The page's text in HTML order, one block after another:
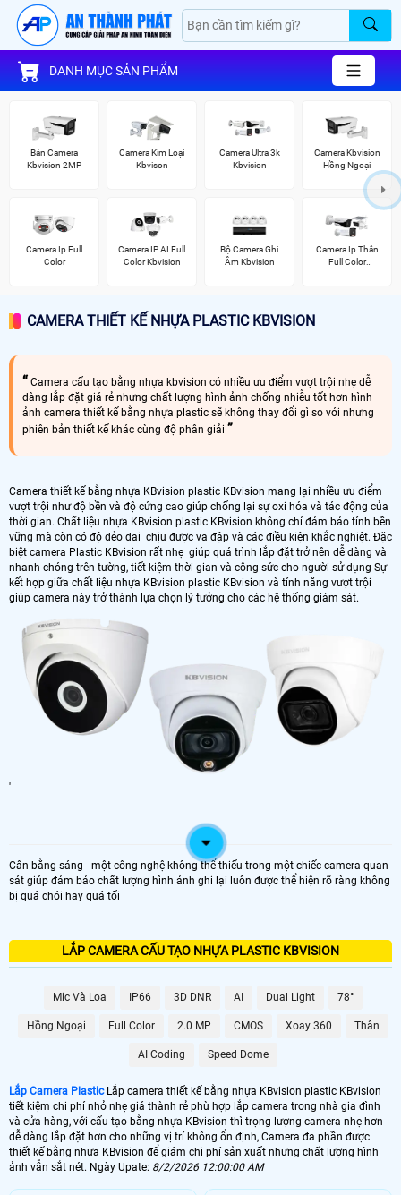
DANH MỤC SẢN PHẨM
Bán Camera
Kbvision 2MP
Camera Kim Loại
Kbvison
Camera Ultra 3k
Kbvision
Camera Kbvision
Hồng Ngoại
Camera Ip Full
Color
Camera IP AI Full
Color Kbvision
Bộ Camera Ghi
Âm Kbvision
Camera Ip Thân
Full Color
CAMERA THIẾT KẾ NHỰA PLASTIC KBVISION
Camera cấu tạo bằng nhựa kbvision có nhiều ưu điểm vượt trội nhẹ dễ
dàng lắp đặt giá rẻ nhưng chất lượng hình ảnh chống nhiễu tốt hơn hình
ảnh camera thiết kế bằng nhựa plastic sẽ không thay đổi gì so với nhưng
phiên bản thiết kế khác cùng độ phân giải
Camera thiết kế bằng nhựa KBvision plastic KBvision mang lại nhiều ưu điểm
vượt trội như độ bền và độ cứng cao giúp chống lại sự oxi hóa và tác động của
thời gian. Chất liệu nhựa KBvision plastic KBvision không chỉ đảm bảo tính bền
vững mà còn có độ dẻo dai chịu được va đập và các điều kiện khắc nghiệt. Đặc
biệt camera Plastic KBvision rất nhẹ giúp quá trình lắp đặt trở nên dễ dàng và
nhanh chóng trên tường, tiết kiệm thời gian và công sức cho người sử dụng Sự
kết hợp giữa chất liệu nhựa KBvision plastic KBvision và tính năng vượt trội
giúp camera này trở thành lựa chọn lý tưởng cho các hệ thống giám sát.
'
Cân bằng sáng - một công nghệ không thể thiếu trong một chiếc camera quan
sát giúp đảm bảo chất lượng hình ảnh ghi lại luôn được thể hiện rõ ràng không
bị quá chói hay quá tối
LẮP CAMERA CẤU TẠO NHỰA PLASTIC KBVISION
Mic Và Loa IP66 3D DNR AI Dual Light 78°
Hồng Ngoại Full Color 2.0 MP CMOS Xoay 360 Thân
AI Coding Speed Dome
Lắp Camera PlasticLắp camera thiết kế bằng nhựa KBvision plastic KBvision
tiết kiệm chi phí nhỏ nhẹ giá thành rẻ phù hợp lắp camera trong nhà gia đình
và cửa hàng, với cấu tạo bằng nhựa KBvision thì trọng lượng camera nhẹ hơn
dễ dàng lắp đặt hơn cho những vị trí không ổn định, Camera đa phần được
thiết kế bằng nhựa KBvision để giám chi phí sản xuất nhưng chất lượng hình
ảnh vẫn sắt nét. Ngày Upate: 8/2/2026 12:00:00 AM